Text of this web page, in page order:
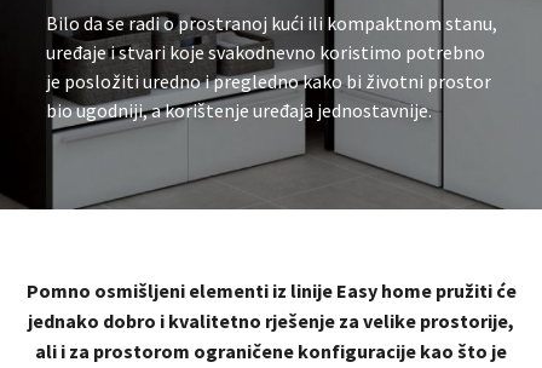
Bilo da se radi o prostranoj kući ili kompaktnom stanu,
uređaje i stvari koje svakodnevno koristimo potrebno
je posložiti uredno i pregledno kako bi životni prostor
bio ugodniji, a korištenje uređaja jednostavnije.
Pomno osmišljeni elementi iz linije Easy home pružiti će
jednako dobro i kvalitetno rješenje za velike prostorije,
ali i za prostorom ograničene konfiguracije kao što je